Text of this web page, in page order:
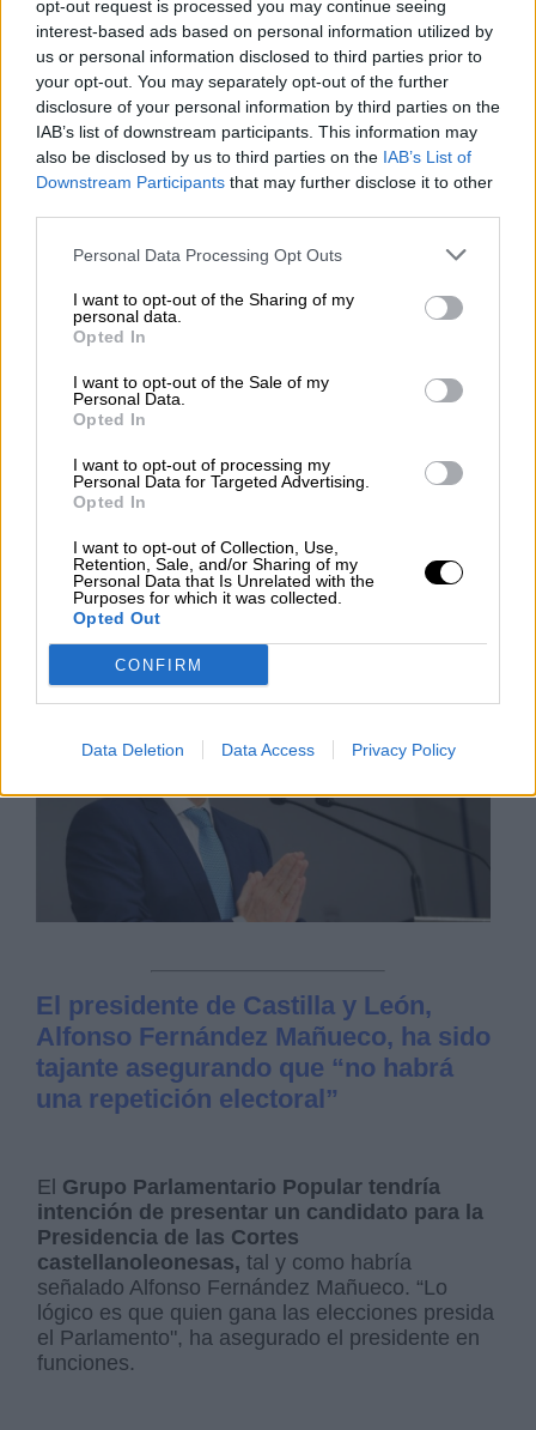
opt-out request is processed you may continue seeing
interest-based ads based on personal information utilized by
us or personal information disclosed to third parties prior to
your opt-out. You may separately opt-out of the further
disclosure of your personal information by third parties on the
IAB’s list of downstream participants. This information may
also be disclosed by us to third parties on the IAB’s List of
Downstream Participants that may further disclose it to other
Personal Data Processing Opt Outs
I want to opt-out of the Sharing of my
personal data.
Opted In
I want to opt-out of the Sale of my
Personal Data.
Opted In
I want to opt-out of processing my
Personal Data for Targeted Advertising.
Opted In
I want to opt-out of Collection, Use,
Retention, Sale, and/or Sharing of my
Personal Data that Is Unrelated with the
Purposes for which it was collected.
Opted Out
CONFIRM
Data Deletion Data Access Privacy Policy
LABERINTO ESPAÑOL | LABERINTO ESPAÑOL
lejos de la mayoría absoluta
Al ser preguntado sobre su posible pacto con Vox
para llevar a cabo un Gobierno de coalición, el
León ha asegurado que su futuro Ejecutivo no
será “racista, xenóbofo o machista". Pese a esta
declaración de intenciones, los números son los
que son y el PP necesita conformar un apoyo
mayoritario en las Costes de que solo es posible y
factible si cuenta con los procuradores de Vox.
MARTES, 01 MARZO 2022
El presidente de Castilla y León,
Alfonso Fernández Mañueco, ha sido
tajante asegurando que “no habrá
una repetición electoral”
El Grupo Parlamentario Popular tendría
intención de presentar un candidato para la
Presidencia de las Cortes
castellanoleonesas, tal y como habría
señalado Alfonso Fernández Mañueco. “Lo
lógico es que quien gana las elecciones presida
el Parlamento", ha asegurado el presidente en
funciones.